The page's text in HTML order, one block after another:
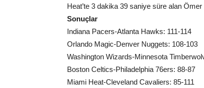
Heat’te 3 dakika 39 saniye süre alan
Sonuçlar
Indiana Pacers-Atlanta Hawks: 111-114
Orlando Magic-Denver Nuggets: 108-103
Washington Wizards-Minnesota
Boston Celtics-Philadelphia 76ers: 88-87
Miami Heat-Cleveland Cavaliers: 85-111